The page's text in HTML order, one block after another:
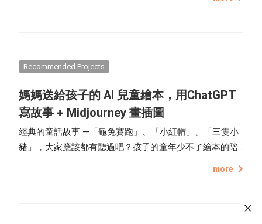
Recommended Projects
媽媽送給孩子的 AI 兒童繪本，用ChatGPT
寫故事 + Midjourney 畫插圖
經典的童話故事 —「龜兔賽跑」、「小紅帽」、「三隻小
豬」，大家應該都有聽過吧？孩子的童年少不了繪本的陪
more